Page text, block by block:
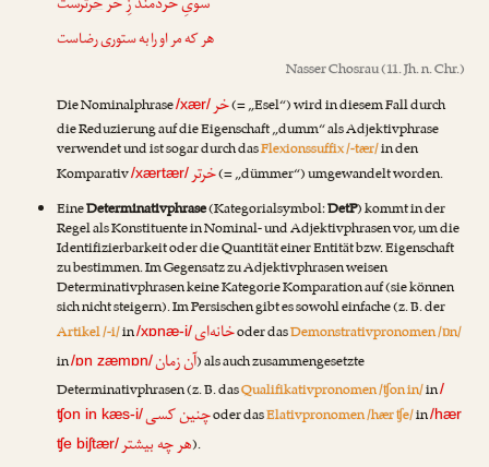
هر که مر او را به ستوری رضاست
Nasser Chosrau(11. Jh. n. Chr.)
Die Nominalphrase/xær/خر(= „Esel“) wird in diesem Fall durch
die Reduzierung auf die Eigenschaft „dumm“ als Adjektivphrase
verwendet und ist sogar durch dasFlexionssuffix /-tær/in den
Komparativ/xærtær/خرتر(= „dümmer“) umgewandelt worden.
EineDeterminativphrase(Kategorialsymbol:DetP) kommt in der
Regel als Konstituente in Nominal- und Adjektivphrasen vor, um die
Identifizierbarkeit oder die Quantität einer Entität bzw. Eigenschaft
zu bestimmen. Im Gegensatz zu Adjektivphrasen weisen
Determinativphrasen keine Kategorie Komparation auf (sie können
sich nicht steigern). Im Persischen gibt es sowohl einfache (z. B. der
Artikel /-i/in/xɒnæ-i/خانه‌ایoder dasDemonstrativpronomen /ɒn/
in/ɒn zæmɒn/آن زمان) als auch zusammengesetzte
Determinativphrasen (z. B. dasQualifikativpronomen /ʧon in/in/
ʧon in kæs-i/چنین کسیoder dasElativpronomen /hær ʧe/in/hær
ʧe biʃtær/هر چه بیشتر).